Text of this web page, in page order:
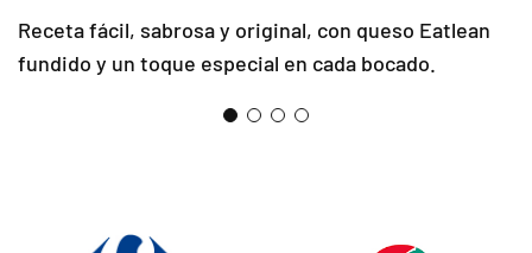
Receta fácil, sabrosa y original, con queso Eatlean
fundido y un toque especial en cada bocado.